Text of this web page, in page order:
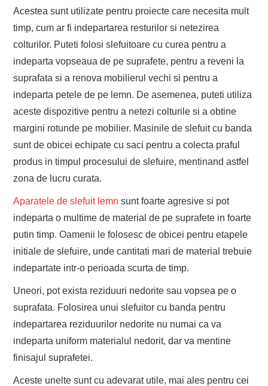
Acestea sunt utilizate pentru proiecte care necesita mult
timp, cum ar fi indepartarea resturilor si netezirea
colturilor. Puteti folosi slefuitoare cu curea pentru a
indeparta vopseaua de pe suprafete, pentru a reveni la
suprafata si a renova mobilierul vechi si pentru a
indeparta petele de pe lemn. De asemenea, puteti utiliza
aceste dispozitive pentru a netezi colturile si a obtine
margini rotunde pe mobilier. Masinile de slefuit cu banda
sunt de obicei echipate cu saci pentru a colecta praful
produs in timpul procesului de slefuire, mentinand astfel
zona de lucru curata.
Aparatele de slefuit lemn sunt foarte agresive si pot
indeparta o multime de material de pe suprafete in foarte
putin timp. Oamenii le folosesc de obicei pentru etapele
initiale de slefuire, unde cantitati mari de material trebuie
indepartate intr-o perioada scurta de timp.
Uneori, pot exista reziduuri nedorite sau vopsea pe o
suprafata. Folosirea unui slefuitor cu banda pentru
indepartarea reziduurilor nedorite nu numai ca va
indeparta uniform materialul nedorit, dar va mentine
finisajul suprafetei.
Aceste unelte sunt cu adevarat utile, mai ales pentru cei